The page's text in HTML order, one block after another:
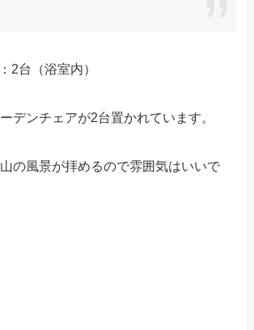
2台（浴室内）
デンチェアが2台置かれています。
の風景が拝めるので雰囲気はいいで